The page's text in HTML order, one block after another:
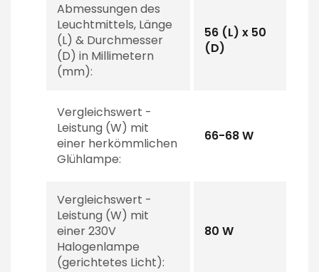
Abmessungen des
Leuchtmittels, Länge
(L) & Durchmesser
(D) in Millimetern
(mm):
56 (L) x 50
(D)
Vergleichswert -
Leistung (W) mit
einer herkömmlichen
Glühlampe:
66-68 W
Vergleichswert -
Leistung (W) mit
einer 230V
Halogenlampe
(gerichtetes Licht):
80 W